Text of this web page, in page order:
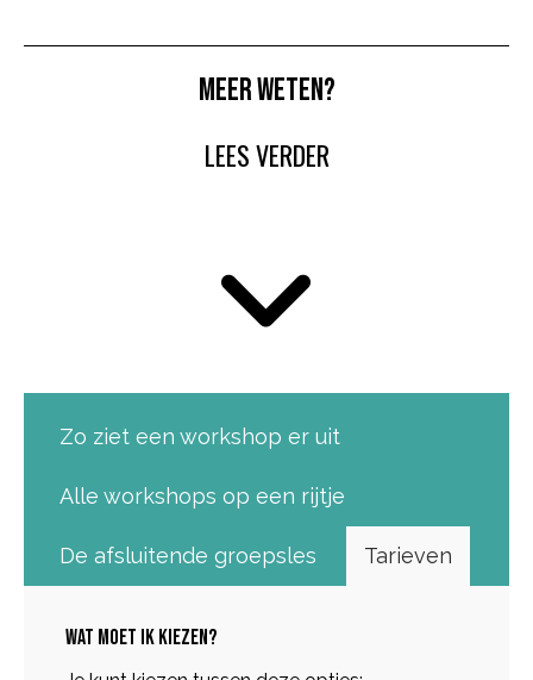
MEER WETEN?
LEES VERDER
Zo ziet een workshop er uit
Alle workshops op een rijtje
De afsluitende groepsles Tarieven
WAT MOET IK KIEZEN?